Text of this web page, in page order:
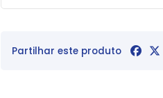
Partilhar este produto